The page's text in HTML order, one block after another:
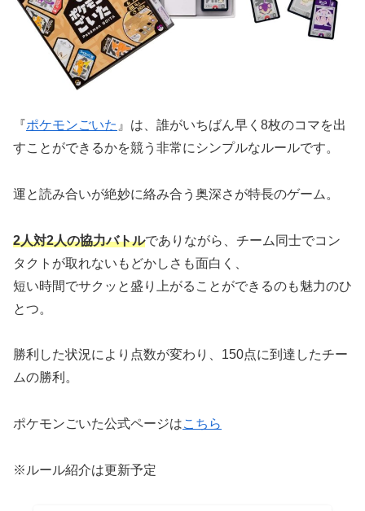
『ポケモンごいた 』は、誰がいちばん早く8枚のコマを出
すことができるかを競う非常にシンプルなルールです。
運と読み合いが絶妙に絡み合う奥深さが特長のゲーム。
2人対2人の協力バトルでありながら、チーム同士でコン
タクトが取れないもどかしさも面白く、
短い時間でサクッと盛り上がることができるのも魅力のひ
とつ。
勝利した状況により点数が変わり、150点に到達したチー
ムの勝利。
ポケモンごいた公式ページはこちら
※ルール紹介は更新予定